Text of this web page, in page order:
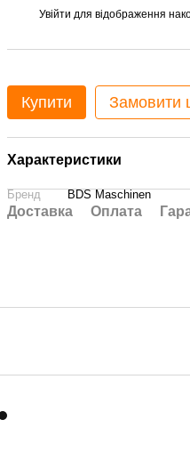
Увійти для відображення
Купити Замовити
Характеристики
Бренд BDS Maschinen
Доставка Оплата